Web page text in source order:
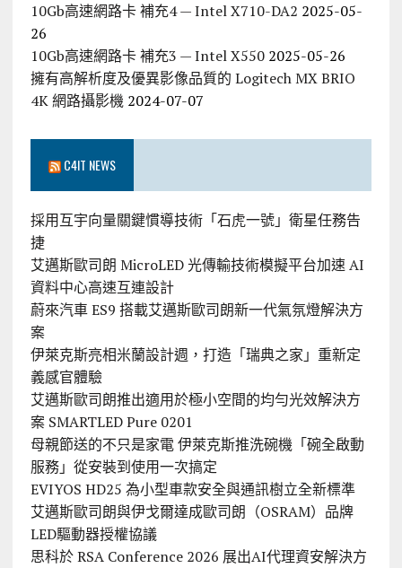
10Gb高速網路卡 補充4 — Intel X710-DA2 2025-05-
26
10Gb高速網路卡 補充3 — Intel X550 2025-05-26
擁有高解析度及優異影像品質的 Logitech MX BRIO
4K 網路攝影機 2024-07-07
C4IT NEWS
採用互宇向量關鍵慣導技術「石虎一號」衛星任務告
捷
艾邁斯歐司朗 MicroLED 光傳輸技術模擬平台加速 AI
資料中心高速互連設計
蔚來汽車 ES9 搭載艾邁斯歐司朗新一代氣氛燈解決方
案
伊萊克斯亮相米蘭設計週，打造「瑞典之家」重新定
義感官體驗
艾邁斯歐司朗推出適用於極小空間的均勻光效解決方
案 SMARTLED Pure 0201
母親節送的不只是家電 伊萊克斯推洗碗機「碗全啟動
服務」從安裝到使用一次搞定
EVIYOS HD25 為小型車款安全與通訊樹立全新標準
艾邁斯歐司朗與伊戈爾達成歐司朗（OSRAM）品牌
LED驅動器授權協議
思科於 RSA Conference 2026 展出AI代理資安解決方